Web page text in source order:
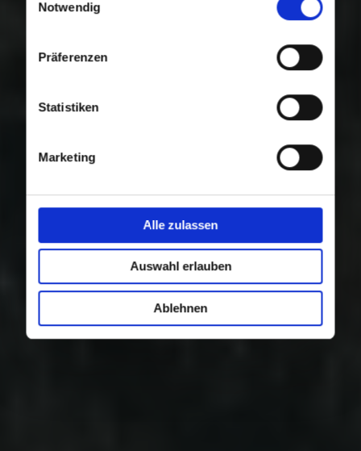
Nutzung der Dienste gesammelt haben.
Notwendig
Präferenzen
Statistiken
Marketing
Alle zulassen
Auswahl erlauben
Ablehnen